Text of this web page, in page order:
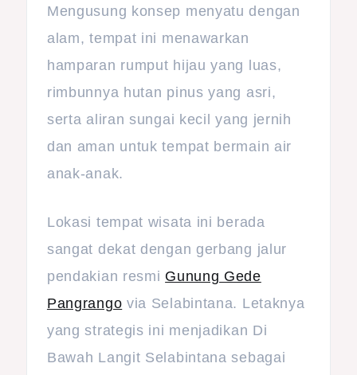
Mengusung konsep menyatu dengan
alam, tempat ini menawarkan
hamparan rumput hijau yang luas,
rimbunnya hutan pinus yang asri,
serta aliran sungai kecil yang jernih
dan aman untuk tempat bermain air
anak-anak.
Lokasi tempat wisata ini berada
sangat dekat dengan gerbang jalur
pendakian resmi Gunung Gede
Pangrango via Selabintana. Letaknya
yang strategis ini menjadikan Di
Bawah Langit Selabintana sebagai